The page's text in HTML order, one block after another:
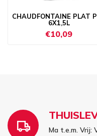
CHAUDFONTAINE PLAT
6X1,5L
€10,09
Ma t.e.m. Vrij: